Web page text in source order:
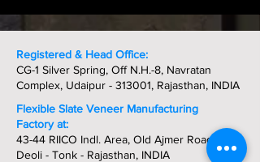
Registered & Head Office:
CG-1 Silver Spring, Off N.H.-8, Navratan
Complex, Udaipur - 313001, Rajasthan, INDIA
Flexible Slate Veneer Manufacturing
Factory at:
43-44 RIICO Indl. Area, Old Ajmer Road,
Deoli - Tonk - Rajasthan, INDIA